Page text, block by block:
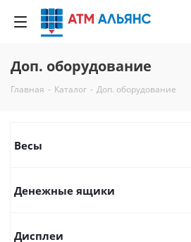
Доп. оборудование
Главная - Каталог - Доп. оборудование
Весы
Денежные ящики
Дисплеи